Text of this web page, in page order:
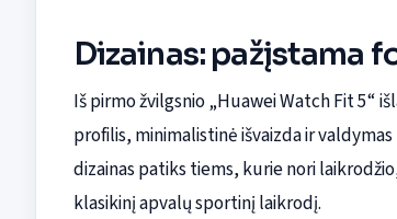
Dizainas: pažįstama
Iš pirmo žvilgsnio „Huawei Watch Fit 5“
profilis, minimalistinė išvaizda ir
dizainas patiks tiems, kurie nori
klasikinį apvalų sportinį laikrodį.